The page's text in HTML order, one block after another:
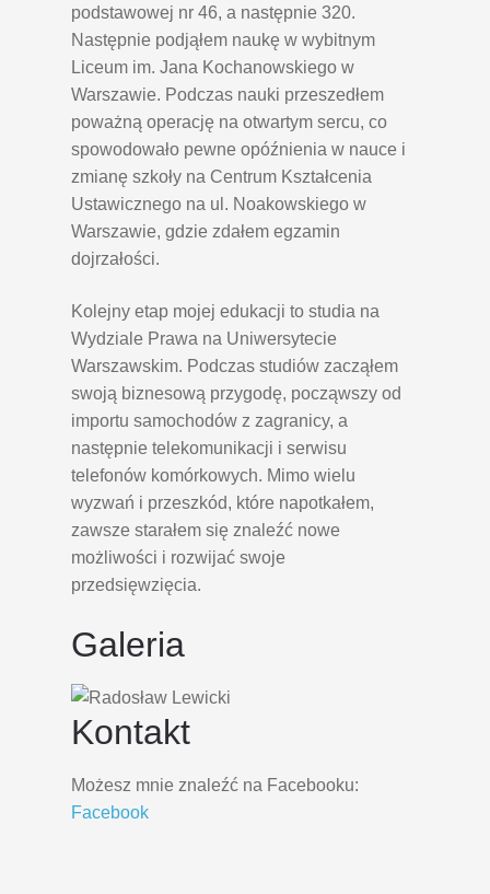
podstawowej nr 46, a następnie 320.
Następnie podjąłem naukę w wybitnym
Liceum im. Jana Kochanowskiego w
Warszawie. Podczas nauki przeszedłem
poważną operację na otwartym sercu, co
spowodowało pewne opóźnienia w nauce i
zmianę szkoły na Centrum Kształcenia
Ustawicznego na ul. Noakowskiego w
Warszawie, gdzie zdałem egzamin
dojrzałości.
Kolejny etap mojej edukacji to studia na
Wydziale Prawa na Uniwersytecie
Warszawskim. Podczas studiów zacząłem
swoją biznesową przygodę, począwszy od
importu samochodów z zagranicy, a
następnie telekomunikacji i serwisu
telefonów komórkowych. Mimo wielu
wyzwań i przeszkód, które napotkałem,
zawsze starałem się znaleźć nowe
możliwości i rozwijać swoje
przedsięwzięcia.
Galeria
Kontakt
Możesz mnie znaleźć na Facebooku:
Facebook